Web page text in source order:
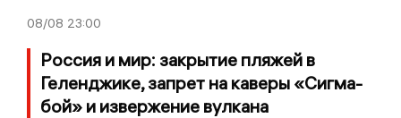
08/08 23:00
Россия и мир: закрытие пляжей в
Геленджике, запрет на каверы «Сигма-
бой» и извержение вулкана